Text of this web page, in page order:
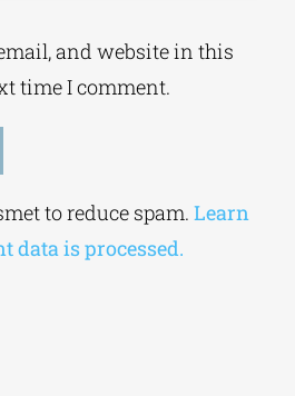
and website in this
time I comment.
to reduce spam. Learn
data is processed.